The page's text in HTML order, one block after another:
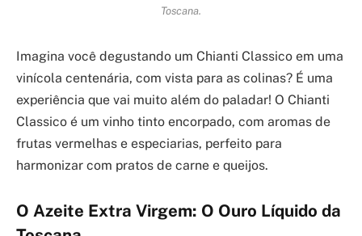
Toscana.
Imagina você degustando um Chianti Classico em uma
vinícola centenária, com vista para as colinas? É uma
experiência que vai muito além do paladar! O Chianti
Classico é um vinho tinto encorpado, com aromas de
frutas vermelhas e especiarias, perfeito para
harmonizar com pratos de carne e queijos.
O Azeite Extra Virgem: O Ouro Líquido da